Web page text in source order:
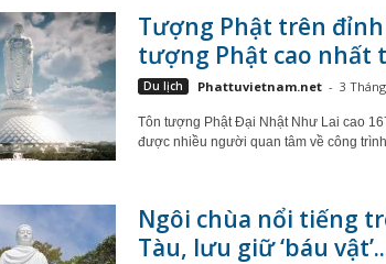
Tượng Phật trên
tượng Phật cao nhất
Du lịch Phattuvietnam.net - 3
Tôn tượng Phật Đại Nhật Như Lai cao
được nhiều người quan tâm về công trình
Ngôi chùa nổi tiếng
Tàu, lưu giữ ‘báu